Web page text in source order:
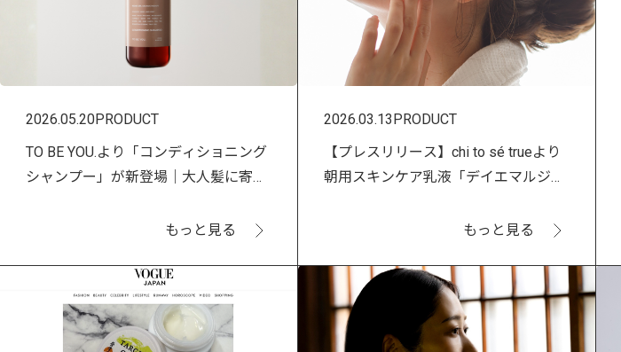
2026.05.20PRODUCT
TO BE YOU.より「コンディショニング
シャンプー」が新登場｜大人髪に寄り
もっと見る
2026.03.13PRODUCT
【プレスリリース】chi to sé trueより
朝用スキンケア乳液「デイエマルジョ
もっと見る